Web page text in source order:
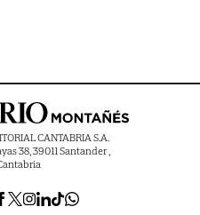
CANTABRIA S.A.
38, 39011 Santander ,